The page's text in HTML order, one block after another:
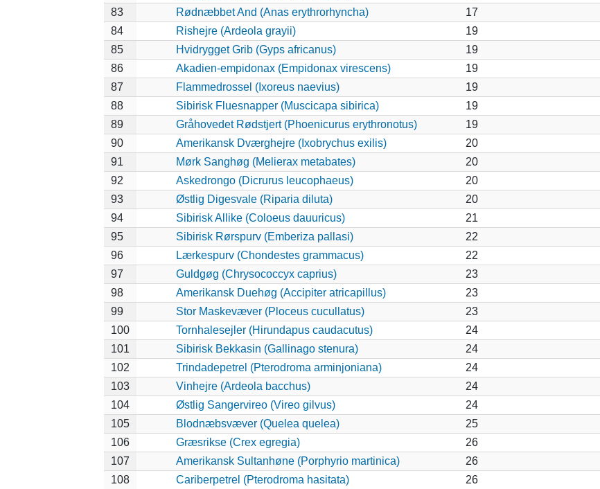
83
Rødnæbbet And (Anas erythrorhyncha)
17
84
Rishejre (Ardeola grayii)
19
85
Hvidrygget Grib (Gyps africanus)
19
86
Akadien-empidonax (Empidonax virescens)
19
87
Flammedrossel (Ixoreus naevius)
19
88
Sibirisk Fluesnapper (Muscicapa sibirica)
19
89
Gråhovedet Rødstjert (Phoenicurus erythronotus)
19
90
Amerikansk Dværghejre (Ixobrychus exilis)
20
91
Mørk Sanghøg (Melierax metabates)
20
92
Askedrongo (Dicrurus leucophaeus)
20
93
Østlig Digesvale (Riparia diluta)
20
94
Sibirisk Allike (Coloeus dauuricus)
21
95
Sibirisk Rørspurv (Emberiza pallasi)
22
96
Lærkespurv (Chondestes grammacus)
22
97
Guldgøg (Chrysococcyx caprius)
23
98
Amerikansk Duehøg (Accipiter atricapillus)
23
99
Stor Maskevæver (Ploceus cucullatus)
23
100
Tornhalesejler (Hirundapus caudacutus)
24
101
Sibirisk Bekkasin (Gallinago stenura)
24
102
Trindadepetrel (Pterodroma arminjoniana)
24
103
Vinhejre (Ardeola bacchus)
24
104
Østlig Sangervireo (Vireo gilvus)
24
105
Blodnæbsvæver (Quelea quelea)
25
106
Græsrikse (Crex egregia)
26
107
Amerikansk Sultanhøne (Porphyrio martinica)
26
108
Cariberpetrel (Pterodroma hasitata) 26